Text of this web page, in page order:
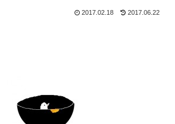
2017.02.18 2017.06.22